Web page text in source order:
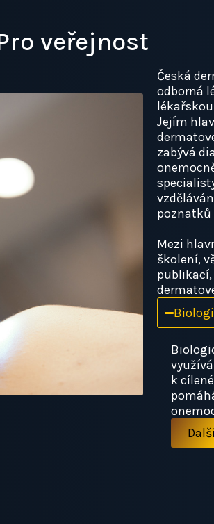
veřejnost
Česká
odborná
Jejím
zabývá
poznatků
Mezi
školení,
k